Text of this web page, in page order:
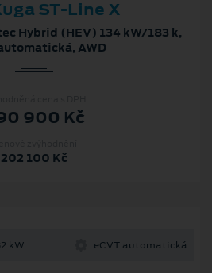
ST-Line X
Hybrid (HEV) 134 kW/183 k,
AWD
900 Kč
202 100 Kč
kW eCVT automatická